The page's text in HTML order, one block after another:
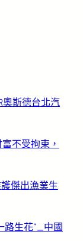
奧斯德台北汽
不受拘束，
傑出漁業生
路生花”_中國